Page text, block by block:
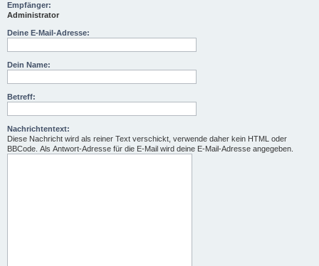
Empfänger:
Administrator
Deine E-Mail-Adresse:
Dein Name:
Betreff:
Nachrichtentext:
Diese Nachricht wird als reiner Text verschickt, verwende daher kein HTML oder
BBCode. Als Antwort-Adresse für die E-Mail wird deine E-Mail-Adresse angegeben.